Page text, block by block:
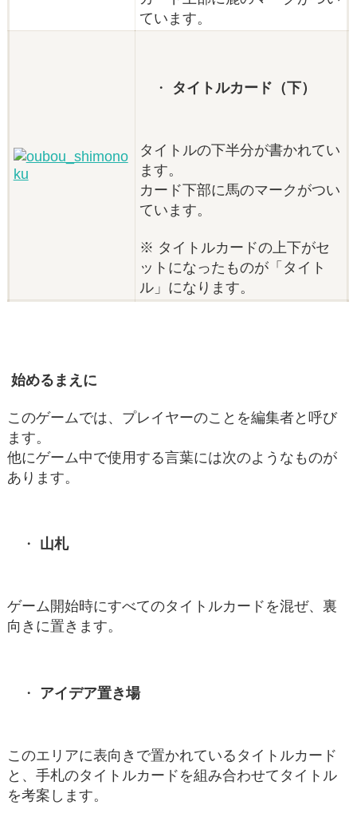
ています。
タイトルカード（下）
タイトルの下半分が書かれてい
ます。
カード下部に馬のマークがつい
ています。
※ タイトルカードの上下がセ
ットになったものが「タイト
ル」になります。
始めるまえに
このゲームでは、プレイヤーのことを編集者と呼び
ます。
他にゲーム中で使用する言葉には次のようなものが
あります。
山札
ゲーム開始時にすべてのタイトルカードを混ぜ、裏
向きに置きます。
アイデア置き場
このエリアに表向きで置かれているタイトルカード
と、手札のタイトルカードを組み合わせてタイトル
を考案します。